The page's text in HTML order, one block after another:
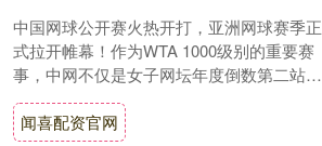
中国网球公开赛火热开打，亚洲网球赛季正
式拉开帷幕！作为WTA 1000级别的重要赛
事，中网不仅是女子网坛年度倒数第二站顶
级赛事，更是通往利雅得年终总决赛的关键
一....
闻喜配资官网